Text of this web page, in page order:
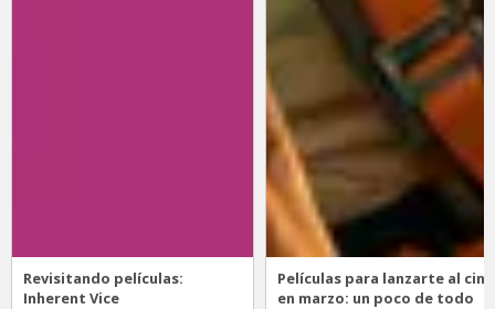
Revisitando películas:
Inherent Vice
Películas para lanzarte al cine
en marzo: un poco de todo